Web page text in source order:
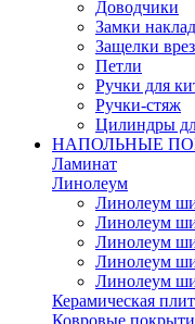
Доводчики
Замки
Защелки
Петли
Ручки для
Ручки-стяж
Цилиндры
НАПОЛЬНЫЕ
Ламинат
Линолеум
Линолеум
Линолеум
Линолеум
Линолеум
Линолеум
Керамическая
Ковровые